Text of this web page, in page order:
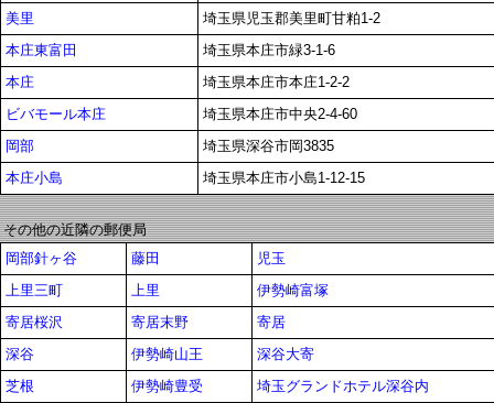
美里
埼玉県児玉郡美里町甘粕1-2
本庄東富田
埼玉県本庄市緑3-1-6
本庄
埼玉県本庄市本庄1-2-2
ビバモール本庄
埼玉県本庄市中央2-4-60
岡部
埼玉県深谷市岡3835
本庄小島
埼玉県本庄市小島1-12-15
その他の近隣の郵便局
岡部針ヶ谷
藤田
児玉
上里三町
上里
伊勢崎富塚
寄居桜沢
寄居末野
寄居
深谷
伊勢崎山王
深谷大寄
芝根
伊勢崎豊受
埼玉グランドホテル深谷内